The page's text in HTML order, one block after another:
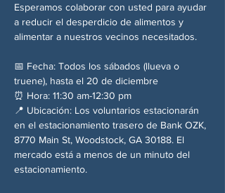
Esperamos colaborar con usted para ayudar
a reducir el desperdicio de alimentos y
alimentar a nuestros vecinos necesitados.
📅 Fecha: Todos los sábados (llueva o
truene), hasta el 20 de diciembre
⏰ Hora: 11:30 am-12:30 pm
📍 Ubicación: Los voluntarios estacionarán
en el estacionamiento trasero de Bank OZK,
8770 Main St, Woodstock, GA 30188. El
mercado está a menos de un minuto del
estacionamiento.